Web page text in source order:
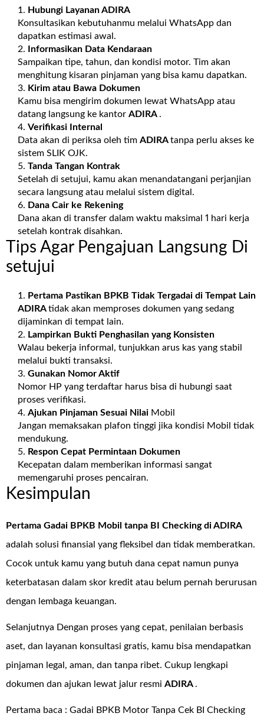
Hubungi LayananADIRA
Konsultasikan kebutuhanmu melalui WhatsApp dan
dapatkan estimasi awal.
Informasikan Data Kendaraan
Sampaikan tipe, tahun, dan kondisi motor. Tim akan
menghitung kisaran pinjaman yang bisa kamu dapatkan.
Kirim atau Bawa Dokumen
Kamu bisa mengirim dokumen lewat WhatsApp atau
datang langsung ke kantor ADIRA .
Verifikasi Internal
Data akan di periksa oleh tim ADIRAtanpa perlu akses ke
sistem SLIK OJK.
Tanda Tangan Kontrak
Setelah di setujui, kamu akan menandatangani perjanjian
secara langsung atau melalui sistem digital.
Dana Cair ke Rekening
Dana akan di transfer dalam waktu maksimal 1 hari kerja
setelah kontrak disahkan.
Tips Agar Pengajuan Langsung Di
setujui
Pertama Pastikan BPKB Tidak Tergadai di Tempat Lain
ADIRAtidak akan memproses dokumen yang sedang
dijaminkan di tempat lain.
Lampirkan Bukti Penghasilan yang Konsisten
Walau bekerja informal, tunjukkan arus kas yang stabil
melalui bukti transaksi.
Gunakan Nomor Aktif
Nomor HP yang terdaftar harus bisa di hubungi saat
proses verifikasi.
Ajukan Pinjaman Sesuai Nilai Mobil
Jangan memaksakan plafon tinggi jika kondisi Mobil tidak
mendukung.
Respon Cepat Permintaan Dokumen
Kecepatan dalam memberikan informasi sangat
memengaruhi proses pencairan.
Kesimpulan
Pertama Gadai BPKB Mobil tanpa BI Checking diADIRA
adalah solusi finansial yang fleksibel dan tidak memberatkan.
Cocok untuk kamu yang butuh dana cepat namun punya
keterbatasan dalam skor kredit atau belum pernah berurusan
dengan lembaga keuangan.
Selanjutnya Dengan proses yang cepat, penilaian berbasis
aset, dan layanan konsultasi gratis, kamu bisa mendapatkan
pinjaman legal, aman, dan tanpa ribet. Cukup lengkapi
dokumen dan ajukan lewat jalur resmi ADIRA .
Pertama baca : Gadai BPKB Motor Tanpa Cek BI Checking